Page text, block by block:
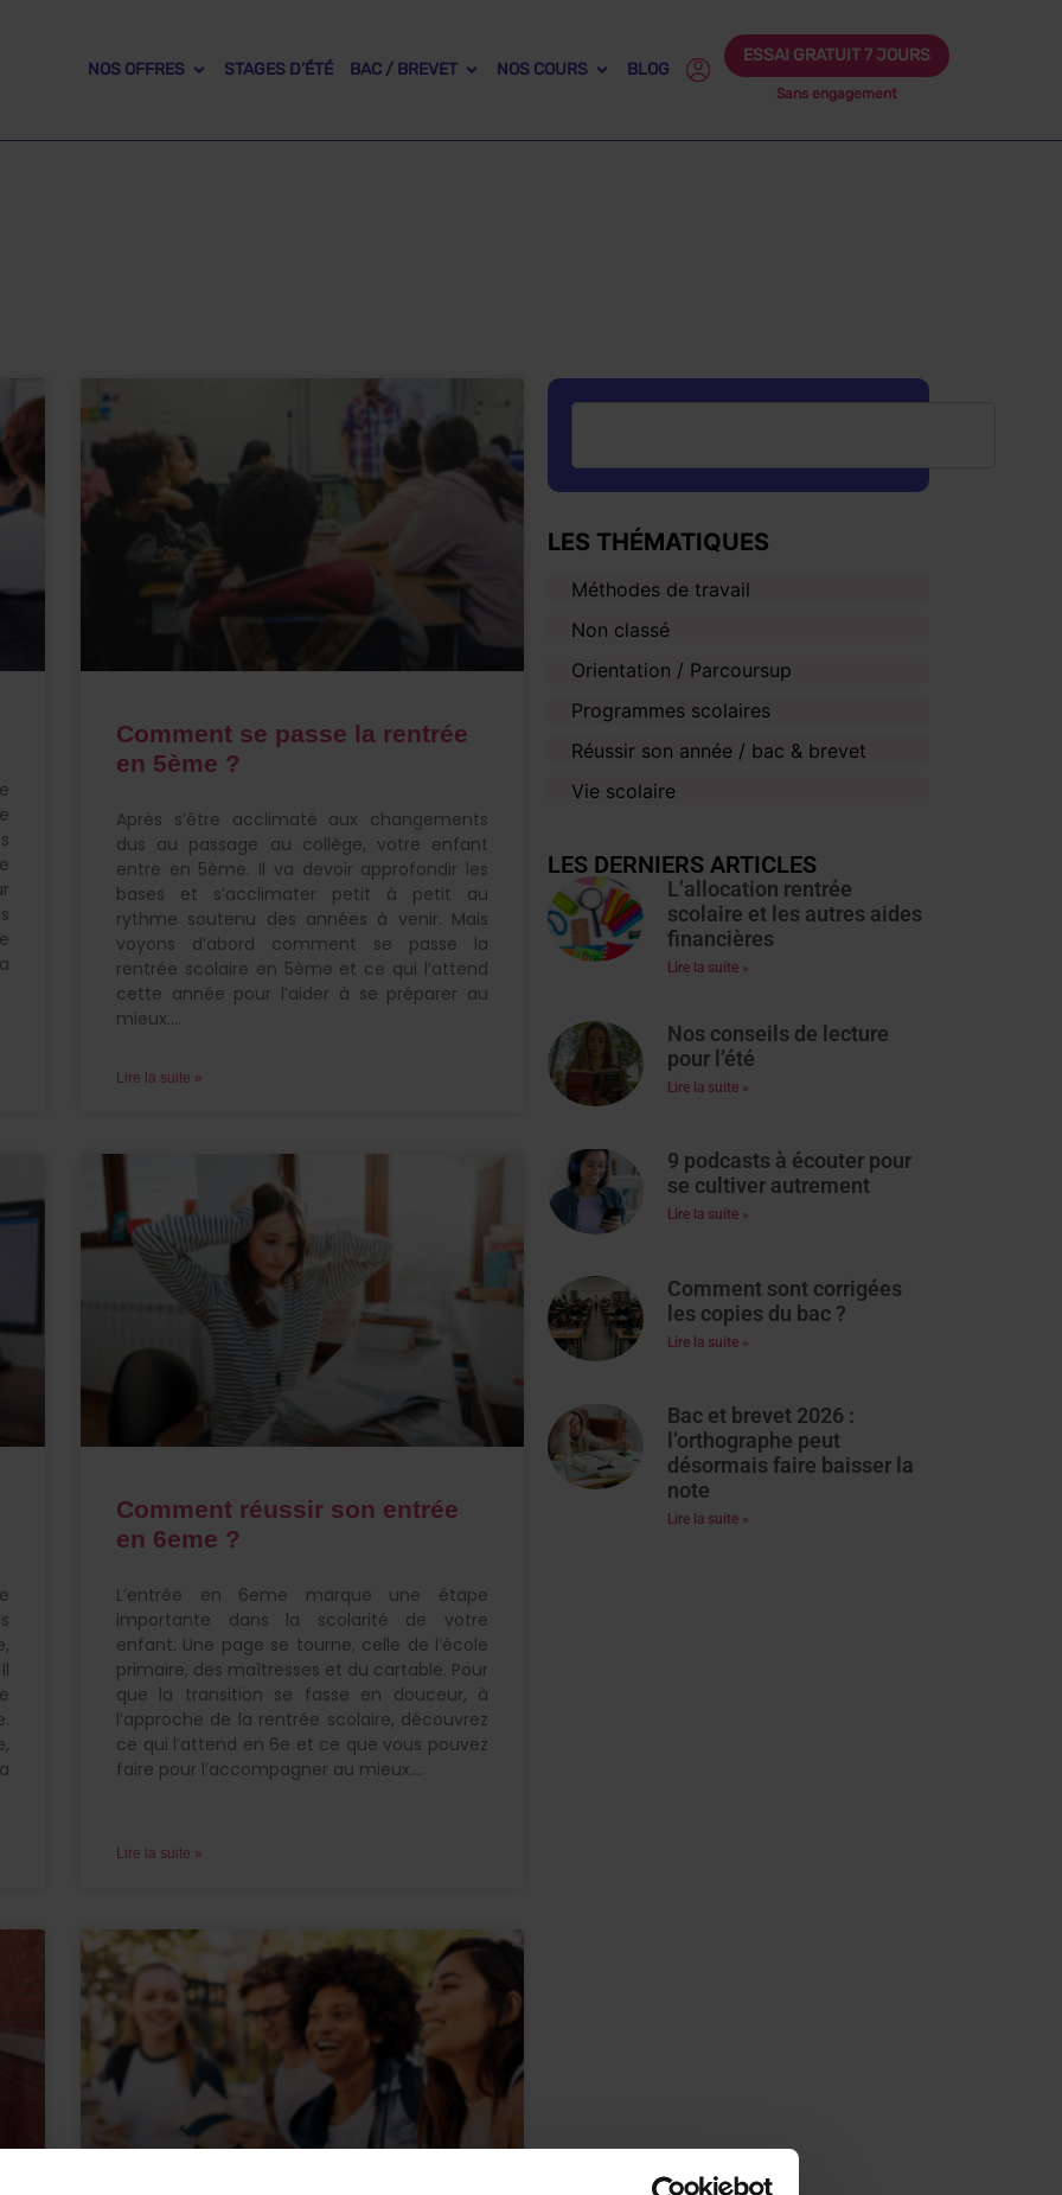
NOS OFFRES STAGES D’ÉTÉ BAC / BREVET NOS COURS BLOG
ESSAI GRATUIT 7 JOURS
Sans engagement
Comment se passe la rentrée
en 5ème ?
Après s’être acclimaté aux changements
dus au passage au collège, votre enfant
entre en 5ème. Il va devoir approfondir les
bases et s’acclimater petit à petit au
rythme soutenu des années à venir. Mais
voyons d’abord comment se passe la
rentrée scolaire en 5ème et ce qui l’attend
cette année pour l’aider à se préparer au
mieux.
Lire la suite »
Comment réussir son entrée
en 6eme ?
L’entrée en 6eme marque une étape
importante dans la scolarité de votre
enfant. Une page se tourne, celle de l’école
primaire, des maîtresses et du cartable. Pour
que la transition se fasse en douceur, à
l’approche de la rentrée scolaire, découvrez
ce qui l’attend en 6e et ce que vous pouvez
faire pour l’accompagner au mieux.
Lire la suite »
LES THÉMATIQUES
Méthodes de travail
Non classé
Orientation / Parcoursup
Programmes scolaires
Réussir son année / bac & brevet
Vie scolaire
LES DERNIERS ARTICLES
L’allocation rentrée
scolaire et les autres aides
financières
Lire la suite »
Nos conseils de lecture
pour l’été
Lire la suite »
9 podcasts à écouter pour
se cultiver autrement
Lire la suite »
Comment sont corrigées
les copies du bac ?
Lire la suite »
Bac et brevet 2026 :
l’orthographe peut
désormais faire baisser la
note
Lire la suite »